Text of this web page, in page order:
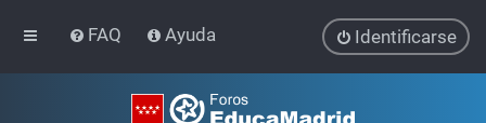
FAQ Ayuda Identificarse